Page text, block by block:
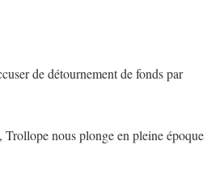
de détournement de fonds par
nous plonge en pleine époque